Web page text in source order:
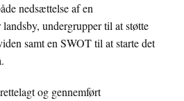
nedsættelse af en
undergrupper til at støtte
samt en SWOT til at starte det
og gennemført